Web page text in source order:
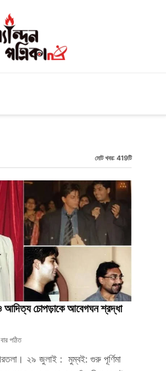
মোট খবর: 419টি
আদিত্য চোপড়াকে আবেগঘন শ্রদ্ধা
পঠিত
২৯ জুলাই : মুম্বই: গুরু পূর্ণিমা